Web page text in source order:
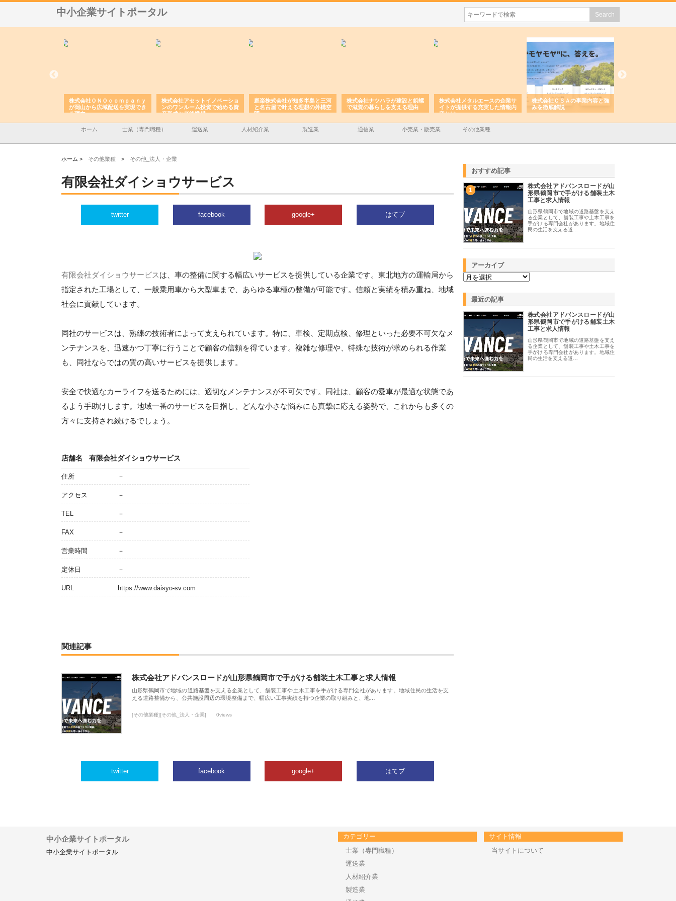
中小企業サイトポータル
株式会社ＯＮＯｃｏｍｐａｎｙ
が岡山から広域配送を実現でき
る理由
株式会社アセットイノベーショ
ンのワンルーム投資で始める資
産形成と老後準備
庭楽株式会社が知多半島と三河
と名古屋で叶える理想の外構空
間
株式会社ナツハラが建設と鋲螺
で滋賀の暮らしを支える理由
株式会社メタルエースの企業サ
イトが提供する充実した情報内
容とは
株式会社ＣＳＡの事業内容と強
みを徹底解説
ホーム 士業（専門職種） 運送業 人材紹介業 製造業 通信業 小売業・販売業 その他業種
ホーム > その他業種 > その他_法人・企業
有限会社ダイショウサービス
twitter facebook google+ はてブ
有限会社ダイショウサービス は、車の整備に関する幅広いサービスを提供している企業です。東北地方の運輸局から
指定された工場として、一般乗用車から大型車まで、あらゆる車種の整備が可能です。信頼と実績を積み重ね、地域
社会に貢献しています。
同社のサービスは、熟練の技術者によって支えられています。特に、車検、定期点検、修理といった必要不可欠なメ
ンテナンスを、迅速かつ丁寧に行うことで顧客の信頼を得ています。複雑な修理や、特殊な技術が求められる作業
も、同社ならではの質の高いサービスを提供します。
安全で快適なカーライフを送るためには、適切なメンテナンスが不可欠です。同社は、顧客の愛車が最適な状態であ
るよう手助けします。地域一番のサービスを目指し、どんな小さな悩みにも真摯に応える姿勢で、これからも多くの
方々に支持され続けるでしょう。
店舗名 有限会社ダイショウサービス
住所 －
アクセス －
TEL －
FAX －
営業時間 －
定休日 －
URL https://www.daisyo-sv.com
関連記事
株式会社アドバンスロードが山形県鶴岡市で手がける舗装土木工事と求人情報
山形県鶴岡市で地域の道路基盤を支える企業として、舗装工事や土木工事を手がける専門会社があります。地域住民の生活を支
える道路整備から、公共施設周辺の環境整備まで、幅広い工事実績を持つ企業の取り組みと、地…
[その他業種][その他_法人・企業] 0views
twitter facebook google+ はてブ
おすすめ記事
1
株式会社アドバンスロードが山
形県鶴岡市で手がける舗装土木
工事と求人情報
山形県鶴岡市で地域の道路基盤を支え
る企業として、舗装工事や土木工事を
手がける専門会社があります。地域住
民の生活を支える道…
アーカイブ
最近の記事
株式会社アドバンスロードが山
形県鶴岡市で手がける舗装土木
工事と求人情報
山形県鶴岡市で地域の道路基盤を支え
る企業として、舗装工事や土木工事を
手がける専門会社があります。地域住
民の生活を支える道…
中小企業サイトポータル
中小企業サイトポータル
カテゴリー
士業（専門職種）
運送業
人材紹介業
製造業
サイト情報
当サイトについて